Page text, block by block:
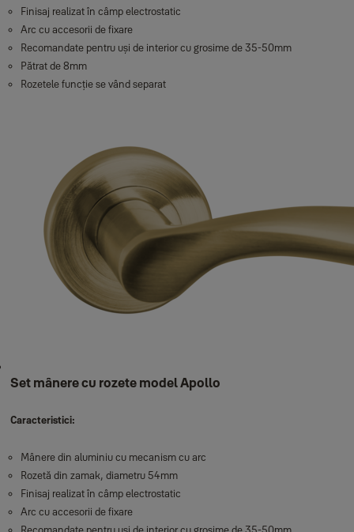
Finisaj realizat în câmp electrostatic
Arc cu accesorii de fixare
Recomandate pentru uși de interior cu grosime de 35-50mm
Pătrat de 8mm
Rozetele funcție se vând separat
Set mânere cu rozete model Apollo
Caracteristici:
Mânere din aluminiu cu mecanism cu arc
Rozetă din zamak, diametru 54mm
Finisaj realizat în câmp electrostatic
Arc cu accesorii de fixare